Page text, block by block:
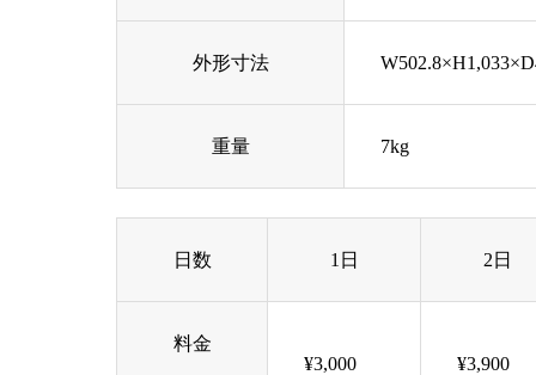
外形寸法
重量 7kg
日数 1日 2日
料金
¥3,000
¥3,900